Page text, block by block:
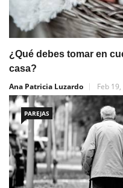
¿Qué debes tomar en
casa?
Ana Patricia Luzardo
Feb
PAREJAS